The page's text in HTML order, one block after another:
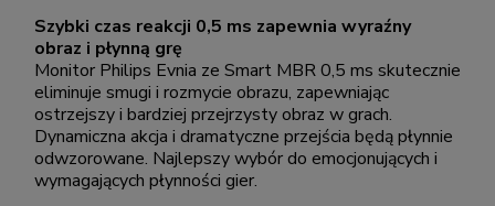
Szybki czas reakcji 0,5 ms zapewnia wyraźny
obraz i płynną grę
Monitor Philips Evnia ze Smart MBR 0,5 ms skutecznie
eliminuje smugi i rozmycie obrazu, zapewniając
ostrzejszy i bardziej przejrzysty obraz w grach.
Dynamiczna akcja i dramatyczne przejścia będą płynnie
odwzorowane. Najlepszy wybór do emocjonujących i
wymagających płynności gier.